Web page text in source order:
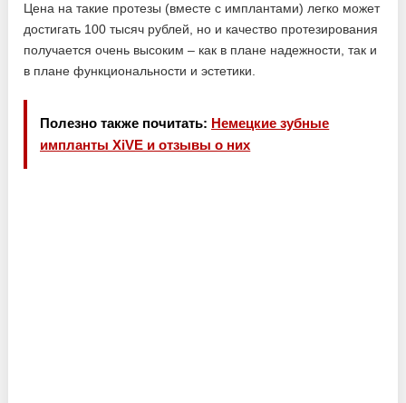
Цена на такие протезы (вместе с имплантами) легко может
достигать 100 тысяч рублей, но и качество протезирования
получается очень высоким – как в плане надежности, так и
в плане функциональности и эстетики.
Полезно также почитать: Немецкие зубные
импланты XiVE и отзывы о них